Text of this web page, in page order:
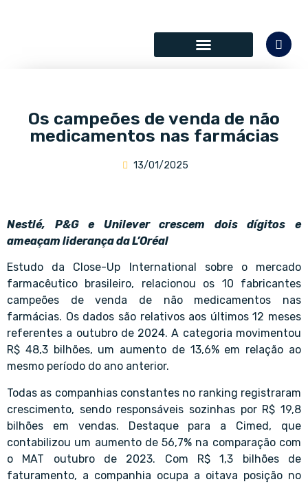
Os campeões de venda de não
medicamentos nas farmácias
13/01/2025
Nestlé, P&G e Unilever crescem dois dígitos e
ameaçam liderança da L’Oréal
Estudo da Close-Up International sobre o mercado
farmacêutico brasileiro, relacionou os 10 fabricantes
campeões de venda de não medicamentos nas
farmácias. Os dados são relativos aos últimos 12 meses
referentes a outubro de 2024. A categoria movimentou
R$ 48,3 bilhões, um aumento de 13,6% em relação ao
mesmo período do ano anterior.
Todas as companhias constantes no ranking registraram
crescimento, sendo responsáveis sozinhas por R$ 19,8
bilhões em vendas. Destaque para a Cimed, que
contabilizou um aumento de 56,7% na comparação com
o MAT outubro de 2023. Com R$ 1,3 bilhões de
faturamento, a companhia ocupa a oitava posição no